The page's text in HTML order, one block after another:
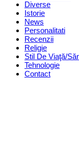
Diverse
Istorie
News
Personalitati
Recenzii
Religie
Stil De Viaţă/
Tehnologie
Contact